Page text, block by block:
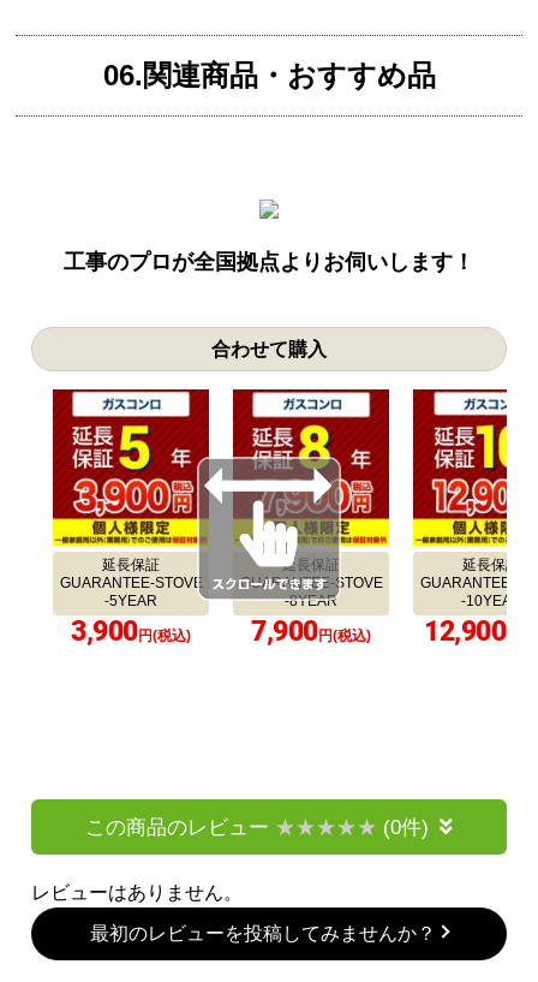
06.関連商品・おすすめ品
工事のプロが全国拠点よりお伺いします！
合わせて購入
延長保証
GUARANTEE-STOVE
-5YEAR
3,900円(税込)
延長保証
GUARANTEE-STOVE
-8YEAR
7,900円(税込)
延長保証
GUARANTEE-
-10YEAR
12,900円(
この商品のレビュー (0件)
レビューはありません。
最初のレビューを投稿してみませんか？